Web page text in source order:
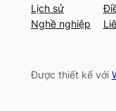
Lịch sử
Nghề nghiệp
Được thiết kế với